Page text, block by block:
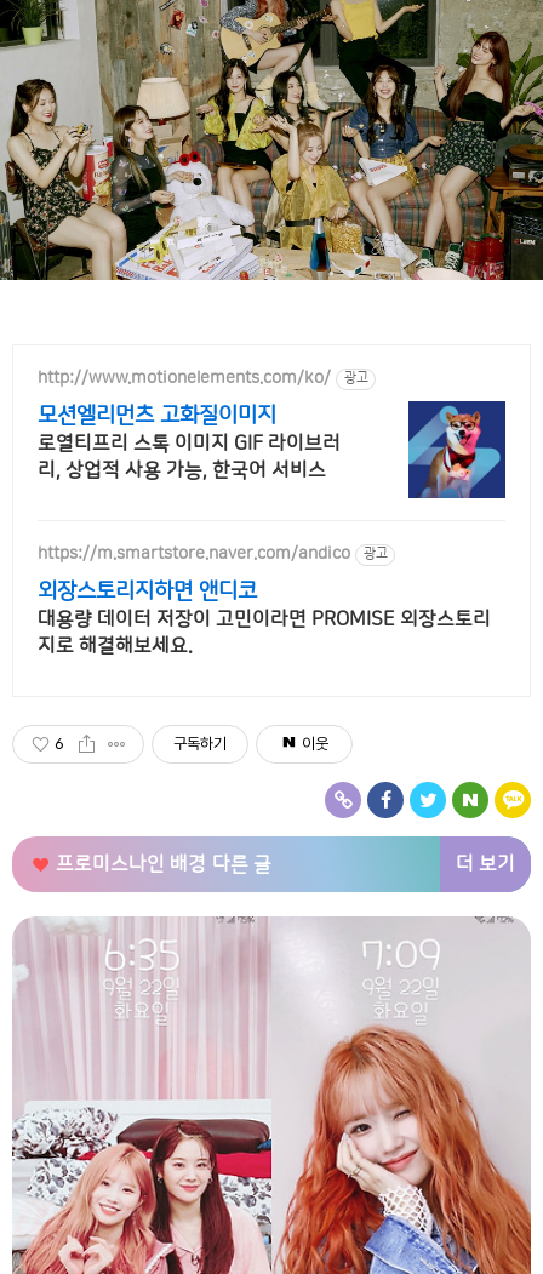
http://www.motionelements.com/ko/ 광고
모션엘리먼츠 고화질이미지
로열티프리 스톡 이미지 GIF 라이브러
리, 상업적 사용 가능, 한국어 서비스
https://m.smartstore.naver.com/andico 광고
외장스토리지하면 앤디코
대용량 데이터 저장이 고민이라면 PROMISE 외장스토리
지로 해결해보세요.
6 구독하기 이웃
프로미스나인 배경 다른 글 더 보기